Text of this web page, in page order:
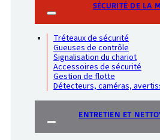
SÉCURITÉ DE LA
Tréteaux de sécurité
Gueuses de contrôle
Signalisation du chariot
Accessoires de sécurité
Gestion de flotte
Détecteurs, caméras,
ENTRETIEN ET